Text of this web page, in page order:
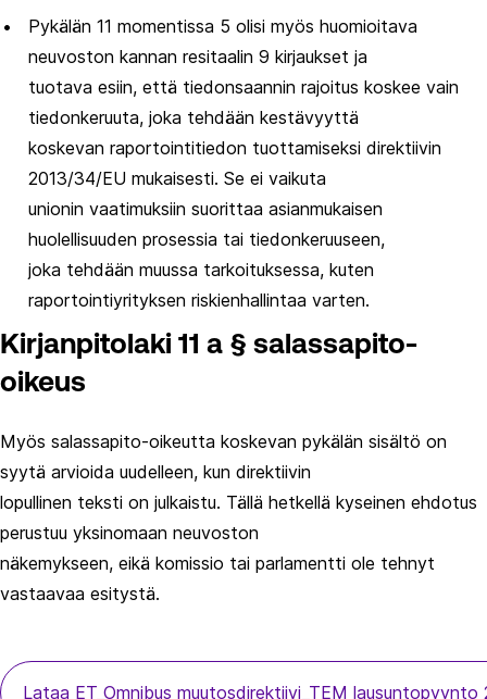
Pykälän 11 momentissa 5 olisi myös huomioitava
neuvoston kannan resitaalin 9 kirjaukset ja
tuotava esiin, että tiedonsaannin rajoitus koskee vain
tiedonkeruuta, joka tehdään kestävyyttä
koskevan raportointitiedon tuottamiseksi direktiivin
2013/34/EU mukaisesti. Se ei vaikuta
unionin vaatimuksiin suorittaa asianmukaisen
huolellisuuden prosessia tai tiedonkeruuseen,
joka tehdään muussa tarkoituksessa, kuten
raportointiyrityksen riskienhallintaa varten.
Kirjanpitolaki 11 a § salassapito-
oikeus
Myös salassapito-oikeutta koskevan pykälän sisältö on
syytä arvioida uudelleen, kun direktiivin
lopullinen teksti on julkaistu. Tällä hetkellä kyseinen ehdotus
perustuu yksinomaan neuvoston
näkemykseen, eikä komissio tai parlamentti ole tehnyt
vastaavaa esitystä.
Lataa ET_Omnibus muutosdirektiivi_TEM lausuntopyynto